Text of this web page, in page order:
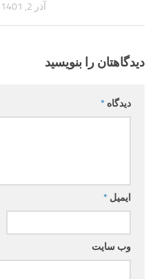
آذر 2, 1401
دیدگاهتان را بنویسید
دیدگاه *
ایمیل *
وب‌ سایت